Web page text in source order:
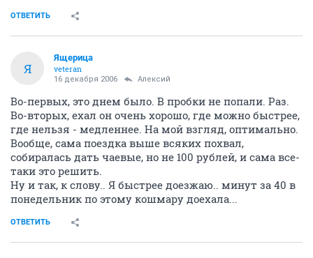
ОТВЕТИТЬ
Я
Ящерица
veteran
16 декабря 2006 Алексий
Во-первых, это днем было. В пробки не попали. Раз.
Во-вторых, ехал он очень хорошо, где можно быстрее,
где нельзя - медленнее. На мой взгляд, оптимально.
Вообще, сама поездка выше всяких похвал,
собиралась дать чаевые, но не 100 рублей, и сама все-
таки это решить.
Ну и так, к слову.. Я быстрее доезжаю.. минут за 40 в
понедельник по этому кошмару доехала...
ОТВЕТИТЬ